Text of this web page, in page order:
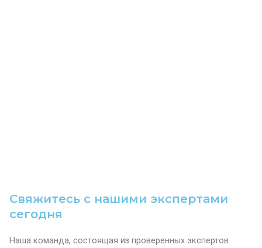
Свяжитесь с нашими экспертами
сегодня
Наша команда, состоящая из проверенных экспертов